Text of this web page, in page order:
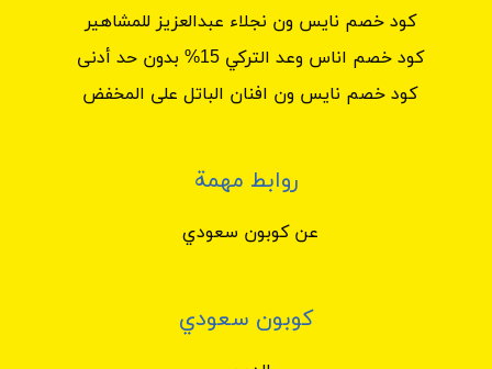
كود خصم نايس ون نجلاء عبدالعزيز للمشاهير
كود خصم اناس وعد التركي 15% بدون حد أدنى
كود خصم نايس ون افنان الباتل على المخفض
روابط مهمة
عن كوبون سعودي
كوبون سعودي